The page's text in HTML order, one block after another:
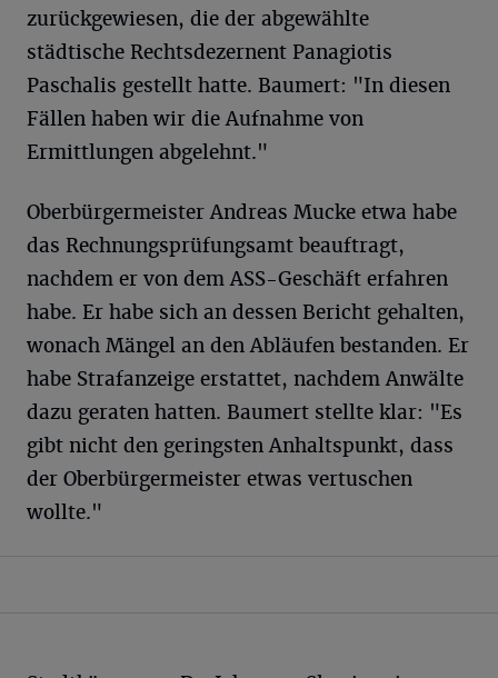
zurückgewiesen, die der abgewählte
städtische Rechtsdezernent Panagiotis
Paschalis gestellt hatte. Baumert: "In diesen
Fällen haben wir die Aufnahme von
Ermittlungen abgelehnt."
Oberbürgermeister Andreas Mucke etwa habe
das Rechnungsprüfungsamt beauftragt,
nachdem er von dem ASS-Geschäft erfahren
habe. Er habe sich an dessen Bericht gehalten,
wonach Mängel an den Abläufen bestanden. Er
habe Strafanzeige erstattet, nachdem Anwälte
dazu geraten hatten. Baumert stellte klar: "Es
gibt nicht den geringsten Anhaltspunkt, dass
der Oberbürgermeister etwas vertuschen
wollte."